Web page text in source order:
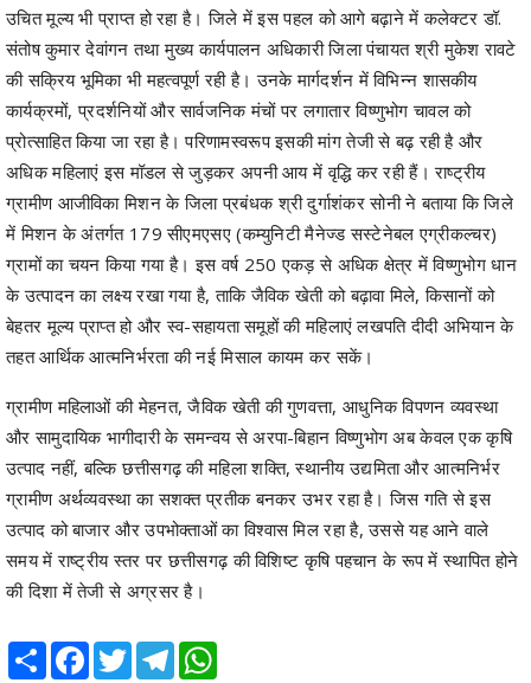
उचित मूल्य भी प्राप्त हो रहा है। जिले में इस पहल को आगे बढ़ाने में कलेक्टर डॉ.
संतोष कुमार देवांगन तथा मुख्य कार्यपालन अधिकारी जिला पंचायत श्री मुकेश रावटे
की सक्रिय भूमिका भी महत्वपूर्ण रही है। उनके मार्गदर्शन में विभिन्न शासकीय
कार्यक्रमों, प्रदर्शनियों और सार्वजनिक मंचों पर लगातार विष्णुभोग चावल को
प्रोत्साहित किया जा रहा है। परिणामस्वरूप इसकी मांग तेजी से बढ़ रही है और
अधिक महिलाएं इस मॉडल से जुड़कर अपनी आय में वृद्धि कर रही हैं। राष्ट्रीय
ग्रामीण आजीविका मिशन के जिला प्रबंधक श्री दुर्गाशंकर सोनी ने बताया कि जिले
में मिशन के अंतर्गत 179 सीएमएसए (कम्युनिटी मैनेज्ड सस्टेनेबल एग्रीकल्चर)
ग्रामों का चयन किया गया है। इस वर्ष 250 एकड़ से अधिक क्षेत्र में विष्णुभोग धान
के उत्पादन का लक्ष्य रखा गया है, ताकि जैविक खेती को बढ़ावा मिले, किसानों को
बेहतर मूल्य प्राप्त हो और स्व-सहायता समूहों की महिलाएं लखपति दीदी अभियान के
तहत आर्थिक आत्मनिर्भरता की नई मिसाल कायम कर सकें।
ग्रामीण महिलाओं की मेहनत, जैविक खेती की गुणवत्ता, आधुनिक विपणन व्यवस्था
और सामुदायिक भागीदारी के समन्वय से अरपा-बिहान विष्णुभोग अब केवल एक कृषि
उत्पाद नहीं, बल्कि छत्तीसगढ़ की महिला शक्ति, स्थानीय उद्यमिता और आत्मनिर्भर
ग्रामीण अर्थव्यवस्था का सशक्त प्रतीक बनकर उभर रहा है। जिस गति से इस
उत्पाद को बाजार और उपभोक्ताओं का विश्वास मिल रहा है, उससे यह आने वाले
समय में राष्ट्रीय स्तर पर छत्तीसगढ़ की विशिष्ट कृषि पहचान के रूप में स्थापित होने
की दिशा में तेजी से अग्रसर है।
Share Facebook
TwitterTelegram